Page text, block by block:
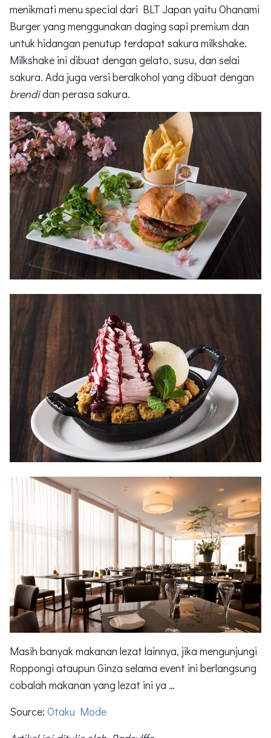
menikmati menu special dari BLT Japan yaitu Ohanami
Burger yang menggunakan daging sapi premium dan
untuk hidangan penutup terdapat sakura milkshake.
Milkshake ini dibuat dengan gelato, susu, dan selai
sakura. Ada juga versi beralkohol yang dibuat dengan
brendidan perasa sakura.
Masih banyak makanan lezat lainnya, jika mengunjungi
Roppongi ataupun Ginza selama event ini berlangsung
cobalah makanan yang lezat ini ya …
Source: Otaku Mode